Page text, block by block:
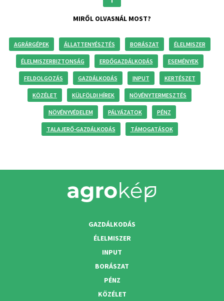
MIRŐL OLVASNÁL MOST?
AGRÁRGÉPEK ÁLLATTENYÉSZTÉS BORÁSZAT ÉLELMISZER
ÉLELMISZERBIZTONSÁG ERDŐGAZDÁLKODÁS ESEMÉNYEK
FELDOLGOZÁS GAZDÁLKODÁS INPUT KERTÉSZET
KÖZÉLET KÜLFÖLDI HÍREK NÖVÉNYTERMESZTÉS
NÖVÉNYVÉDELEM PÁLYÁZATOK PÉNZ
TALAJERŐ-GAZDÁLKODÁS TÁMOGATÁSOK
GAZDÁLKODÁS
ÉLELMISZER
INPUT
BORÁSZAT
PÉNZ
KÖZÉLET